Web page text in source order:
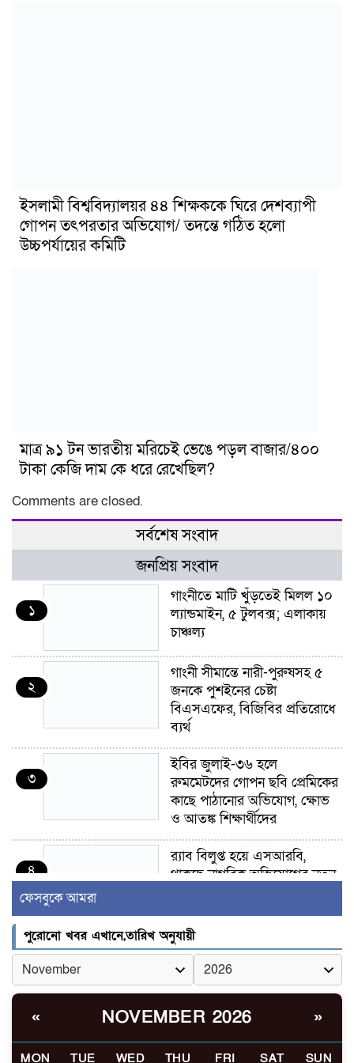
ইসলামী বিশ্ববিদ্যালয়র ৪৪ শিক্ষককে ঘিরে দেশব্যাপী
গোপন তৎপরতার অভিযোগ/ তদন্তে গঠিত হলো
উচ্চপর্যায়ের কমিটি
মাত্র ৯১ টন ভারতীয় মরিচেই ভেঙে পড়ল বাজার/৪০০
টাকা কেজি দাম কে ধরে রেখেছিল?
Comments are closed.
সর্বশেষ সংবাদ
জনপ্রিয় সংবাদ
১
গাংনীতে মাটি খুঁড়তেই মিলল ১০
ল্যান্ডমাইন, ৫ টুলবক্স; এলাকায়
চাঞ্চল্য
২
গাংনী সীমান্তে নারী-পুরুষসহ ৫
জনকে পুশইনের চেষ্টা
বিএসএফের, বিজিবির প্রতিরোধে
ব্যর্থ
৩
ইবির জুলাই-৩৬ হলে
রুমমেটদের গোপন ছবি প্রেমিকের
কাছে পাঠানোর অভিযোগ, ক্ষোভ
ও আতঙ্ক শিক্ষার্থীদের
৪
র‍্যাব বিলুপ্ত হয়ে এসআরবি,
থাকছে নাগরিক অভিযোগের নতুন
৫
খোকসায় বিএনপি নেতা নাফিজ
আহমেদ রাজুর ওপর সশস্ত্র হামলা,
গুরুতর আহত
৬
সাঈদীর ছবিতে জুতা
নিক্ষেপকারীরা ‘জারজ সন্তান’:
আমির হামজা
ফেসবুকে আমরা
পুরোনো খবর এখানে,তারিখ অনুযায়ী
« NOVEMBER 2026 »
MON TUE WED THU FRI SAT SUN